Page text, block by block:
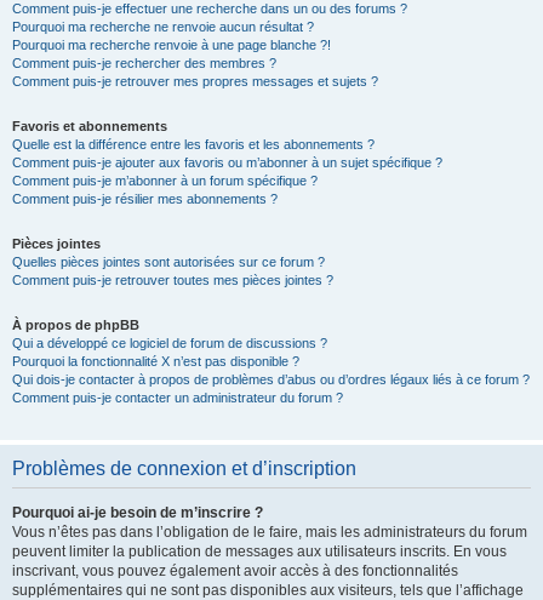
Comment puis-je effectuer une recherche dans un ou des forums ?
Pourquoi ma recherche ne renvoie aucun résultat ?
Pourquoi ma recherche renvoie à une page blanche ?!
Comment puis-je rechercher des membres ?
Comment puis-je retrouver mes propres messages et sujets ?
Favoris et abonnements
Quelle est la différence entre les favoris et les abonnements ?
Comment puis-je ajouter aux favoris ou m’abonner à un sujet spécifique ?
Comment puis-je m’abonner à un forum spécifique ?
Comment puis-je résilier mes abonnements ?
Pièces jointes
Quelles pièces jointes sont autorisées sur ce forum ?
Comment puis-je retrouver toutes mes pièces jointes ?
À propos de phpBB
Qui a développé ce logiciel de forum de discussions ?
Pourquoi la fonctionnalité X n’est pas disponible ?
Qui dois-je contacter à propos de problèmes d’abus ou d’ordres légaux liés à ce forum ?
Comment puis-je contacter un administrateur du forum ?
Problèmes de connexion et d’inscription
Pourquoi ai-je besoin de m’inscrire ?
Vous n’êtes pas dans l’obligation de le faire, mais les administrateurs du forum
peuvent limiter la publication de messages aux utilisateurs inscrits. En vous
inscrivant, vous pouvez également avoir accès à des fonctionnalités
supplémentaires qui ne sont pas disponibles aux visiteurs, tels que l’affichage